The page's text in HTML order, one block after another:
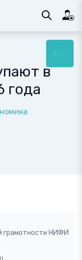
в
года
грамотности НИФИ